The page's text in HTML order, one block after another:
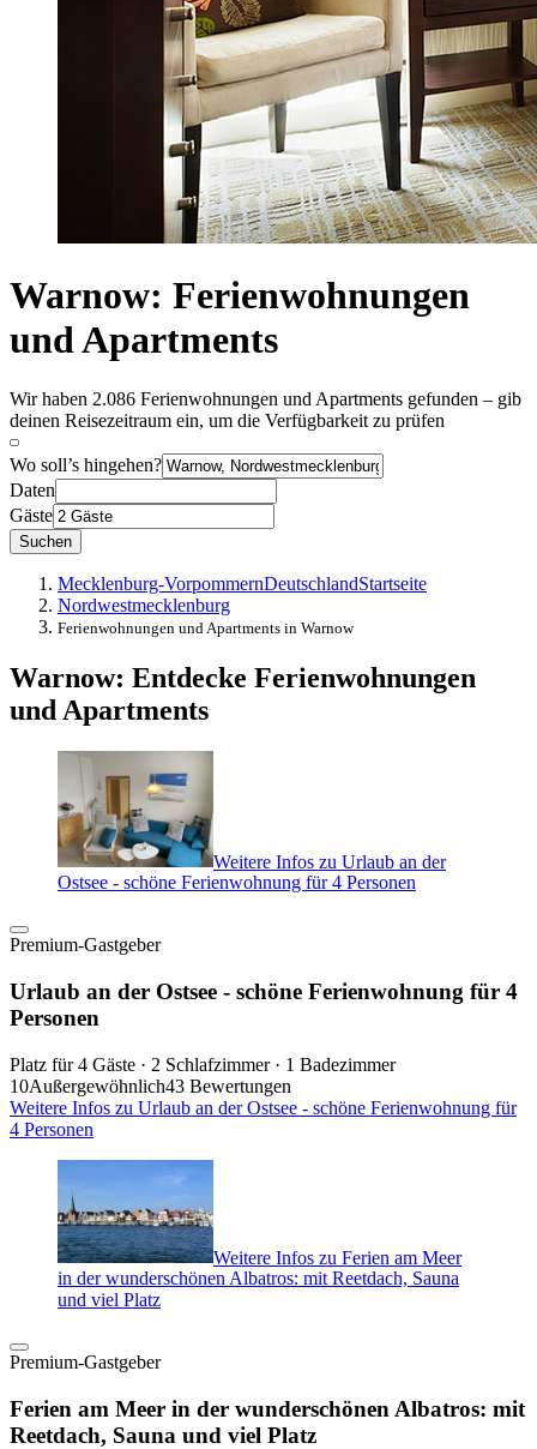
Warnow: Ferienwohnungen
und Apartments
Wir haben 2.086 Ferienwohnungen und Apartments gefunden – gib
deinen Reisezeitraum ein, um die Verfügbarkeit zu prüfen
Wo soll’s hingehen?
Daten
Gäste
Suchen
Mecklenburg-VorpommernDeutschlandStartseite
Nordwestmecklenburg
Ferienwohnungen und Apartments in Warnow
Warnow: Entdecke Ferienwohnungen
und Apartments
Weitere Infos zu Urlaub an der
Ostsee - schöne Ferienwohnung für 4 Personen
Premium-Gastgeber
Urlaub an der Ostsee - schöne Ferienwohnung für 4
Personen
Platz für 4 Gäste · 2 Schlafzimmer · 1 Badezimmer
10Außergewöhnlich43 Bewertungen
Weitere Infos zu Urlaub an der Ostsee - schöne Ferienwohnung für
4 Personen
Weitere Infos zu Ferien am Meer
in der wunderschönen Albatros: mit Reetdach, Sauna
und viel Platz
Premium-Gastgeber
Ferien am Meer in der wunderschönen Albatros: mit
Reetdach, Sauna und viel Platz